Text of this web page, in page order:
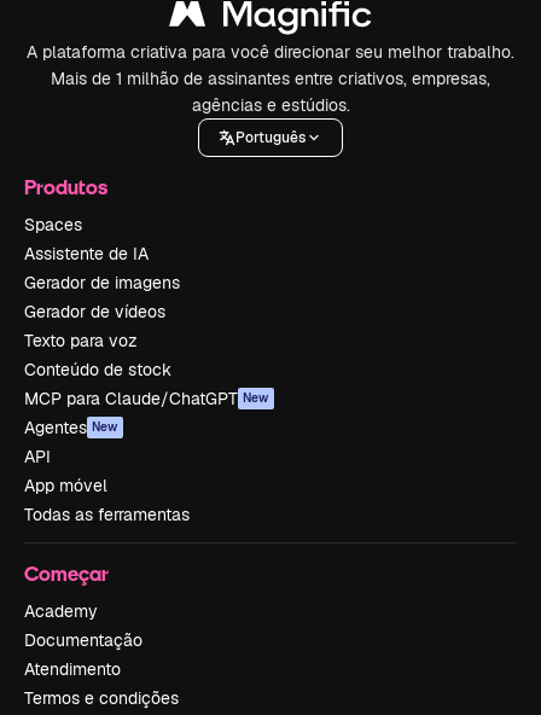
A plataforma criativa para você direcionar seu melhor trabalho.
Mais de 1 milhão de assinantes entre criativos, empresas,
agências e estúdios.
Português
Produtos
Spaces
Assistente de IA
Gerador de imagens
Gerador de vídeos
Texto para voz
Conteúdo de stock
MCP para Claude/ChatGPT New
Agentes New
API
App móvel
Todas as ferramentas
Começar
Academy
Documentação
Atendimento
Termos e condições